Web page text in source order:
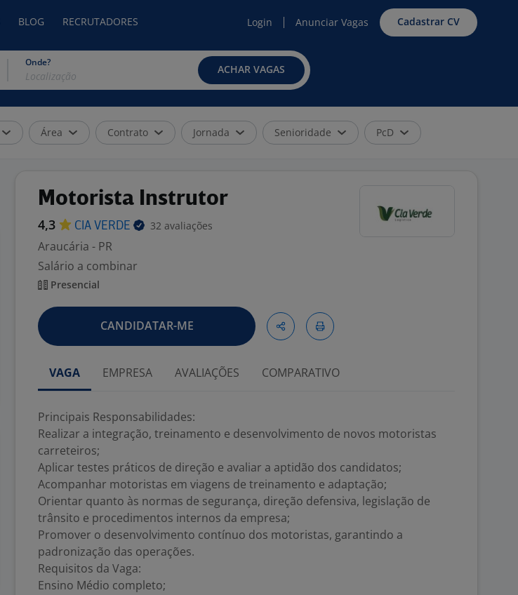
BLOG RECRUTADORES Login Anunciar Vagas Cadastrar CV
Onde?
ACHAR VAGAS
Área Contrato Jornada Senioridade PcD
Motorista Instrutor
4,3 CIA VERDE 32 avaliações
Araucária - PR
Salário a combinar
Presencial
CANDIDATAR-ME
VAGA EMPRESA AVALIAÇÕES COMPARATIVO
Principais Responsabilidades:
Realizar a integração, treinamento e desenvolvimento de novos motoristas
carreteiros;
Aplicar testes práticos de direção e avaliar a aptidão dos candidatos;
Acompanhar motoristas em viagens de treinamento e adaptação;
Orientar quanto às normas de segurança, direção defensiva, legislação de
trânsito e procedimentos internos da empresa;
Promover o desenvolvimento contínuo dos motoristas, garantindo a
padronização das operações.
Requisitos da Vaga:
Ensino Médio completo;